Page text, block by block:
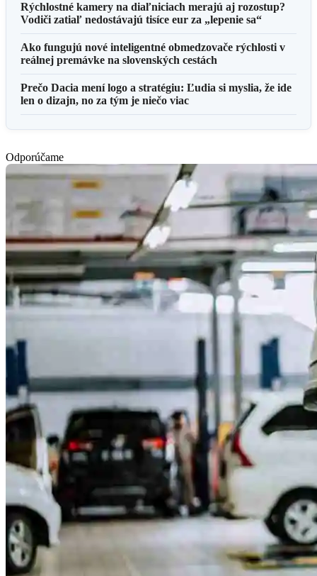
Rýchlostné kamery na diaľniciach merajú aj rozostup?
Vodiči zatiaľ nedostávajú tisíce eur za „lepenie sa“
Ako fungujú nové inteligentné obmedzovače rýchlosti v
reálnej premávke na slovenských cestách
Prečo Dacia mení logo a stratégiu: Ľudia si myslia, že ide
len o dizajn, no za tým je niečo viac
Odporúčame